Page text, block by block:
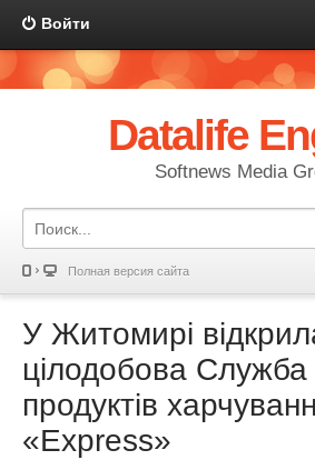
Войти
Datalife
Softnews Media
Полная версия сайта
У Житомирі
цілодобова Служба
продуктів
«Eхpress»